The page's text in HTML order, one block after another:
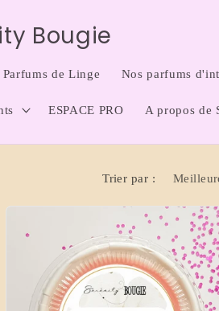
Bougie
Parfums de Linge Nos parfums
ESPACE PRO A propos de
Trier par :